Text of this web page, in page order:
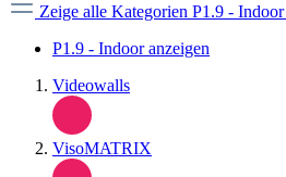
Zeige alle Kategorien P1.9 - Indoor
P1.9 - Indoor anzeigen
Videowalls
VisoMATRIX